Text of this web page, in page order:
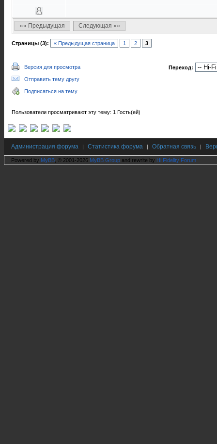
«« Предыдущая Следующая »»
Страницы (3): « Предыдущая страница 1 2 3
Версия для просмотра
Отправить тему другу
Подписаться на тему
Переход:
Пользователи просматривают эту тему: 1 Гость(ей)
Администрация форума | Статистика форума | Обратная связь |
Powered by MyBB , © 2001-2026 MyBB Group and rewrite by Hi Fidelity Forum